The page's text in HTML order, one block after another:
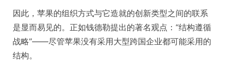
因此，苹果的组织方式与它造就的创新类型之间的联系
是显而易见的。正如钱德勒提出的著名观点：“结构遵循
战略”——尽管苹果没有采用大型跨国企业都可能采用的
结构。